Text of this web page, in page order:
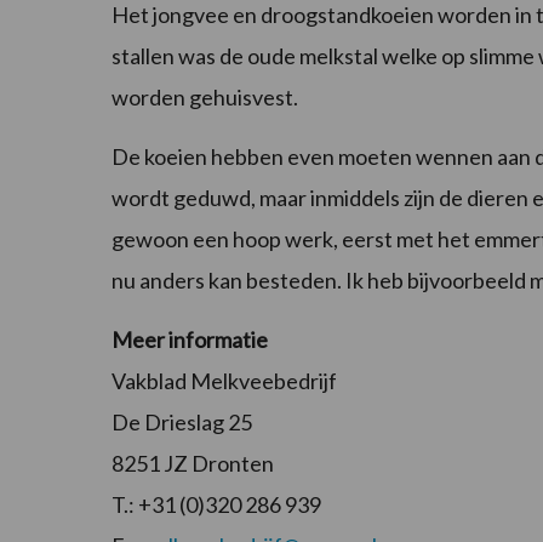
Het jongvee en droogstandkoeien worden
stallen was de oude melkstal welke op
worden gehuisvest.
De koeien hebben even moeten wennen aan
wordt geduwd, maar inmiddels zijn de dieren
gewoon een hoop werk, eerst met het
nu anders kan besteden. Ik heb bijvoorbeeld
Meer informatie
Vakblad Melkveebedrijf
De Drieslag 25
8251 JZ Dronten
T.: +31 (0)320 286 939